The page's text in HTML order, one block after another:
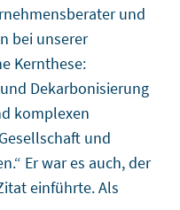
und
bei unserer
Kernthese:
Dekarbonisierung
komplexen
und
Er war es auch, der
einführte. Als